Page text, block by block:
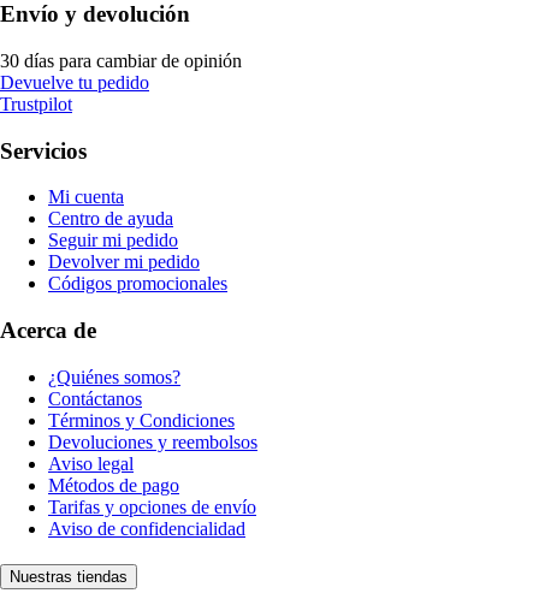
Envío y devolución
30 días para cambiar de opinión
Devuelve tu pedido
Trustpilot
Servicios
Mi cuenta
Centro de ayuda
Seguir mi pedido
Devolver mi pedido
Códigos promocionales
Acerca de
¿Quiénes somos?
Contáctanos
Términos y Condiciones
Devoluciones y reembolsos
Aviso legal
Métodos de pago
Tarifas y opciones de envío
Aviso de confidencialidad
Nuestras tiendas